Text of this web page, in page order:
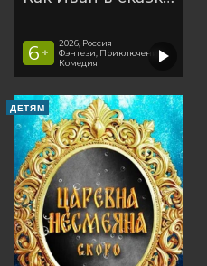
6 +
2026, Россия
Фэнтези, Приключения,
Комедия
ДЕТЯМ